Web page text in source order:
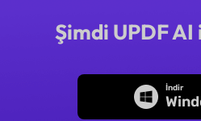
Şimdi UPDF AI
İndir